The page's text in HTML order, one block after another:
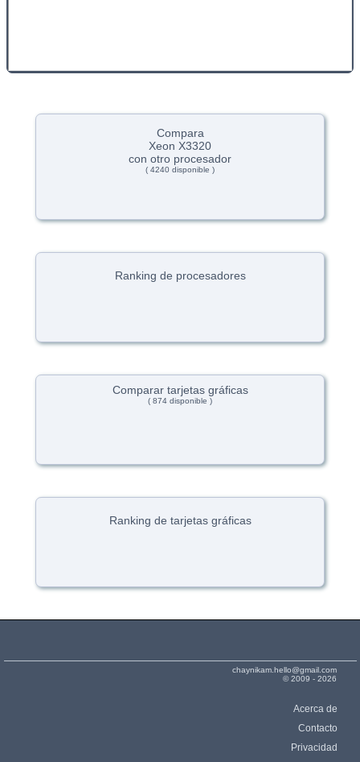
Compara
Xeon X3320
con otro procesador
( 4240 disponible )
Ranking de procesadores
Comparar tarjetas gráficas
( 874 disponible )
Ranking de tarjetas gráficas
chaynikam.hello@gmail.com
© 2009 - 2026
Acerca de
Contacto
Privacidad